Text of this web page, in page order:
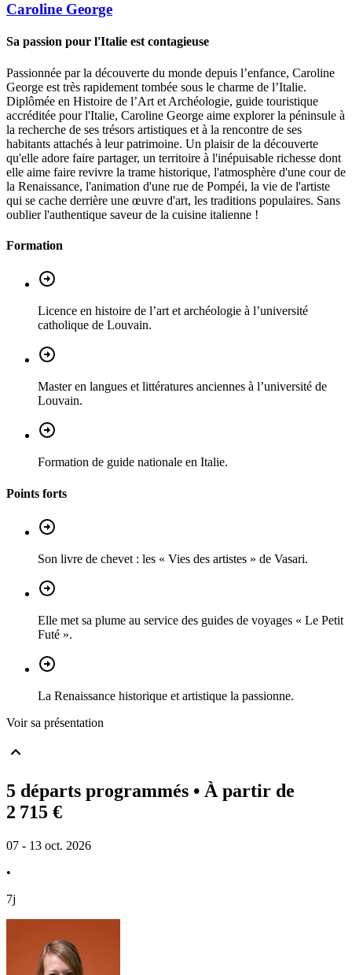
Caroline George
Sa passion pour l'Italie est contagieuse
Passionnée par la découverte du monde depuis l’enfance, Caroline
George est très rapidement tombée sous le charme de l’Italie.
Diplômée en Histoire de l’Art et Archéologie, guide touristique
accréditée pour l'Italie, Caroline George aime explorer la péninsule à
la recherche de ses trésors artistiques et à la rencontre de ses
habitants attachés à leur patrimoine. Un plaisir de la découverte
qu'elle adore faire partager, un territoire à l'inépuisable richesse dont
elle aime faire revivre la trame historique, l'atmosphère d'une cour de
la Renaissance, l'animation d'une rue de Pompéi, la vie de l'artiste
qui se cache derrière une œuvre d'art, les traditions populaires. Sans
oublier l'authentique saveur de la cuisine italienne !
Formation
Licence en histoire de l’art et archéologie à l’université
catholique de Louvain.
Master en langues et littératures anciennes à l’université de
Louvain.
Formation de guide nationale en Italie.
Points forts
Son livre de chevet : les « Vies des artistes » de Vasari.
Elle met sa plume au service des guides de voyages « Le Petit
Futé ».
La Renaissance historique et artistique la passionne.
Voir sa présentation
5 départs programmés • À partir de
2 715 €
07 - 13 oct. 2026
•
7j